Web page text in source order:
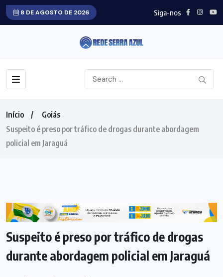
8 DE AGOSTO DE 2026 Siga-nos
Início
Goiás
Suspeito é preso por tráfico de drogas durante abordagem
policial em Jaraguá
GOIÁS
Suspeito é preso por tráfico de drogas
durante abordagem policial em Jaraguá